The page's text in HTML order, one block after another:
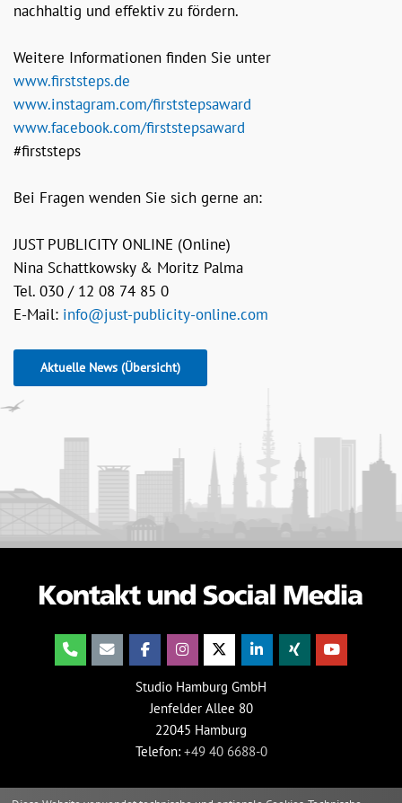
nachhaltig und effektiv zu fördern.
Weitere Informationen finden Sie unter
www.firststeps.de
www.instagram.com/firststepsaward
www.facebook.com/firststepsaward
#firststeps
Bei Fragen wenden Sie sich gerne an:
JUST PUBLICITY ONLINE (Online)
Nina Schattkowsky & Moritz Palma
Tel. 030 / 12 08 74 85 0
E-Mail: info@just-publicity-online.com
Aktuelle News (Übersicht)
Studio Hamburg GmbH
Jenfelder Allee 80
22045 Hamburg
Telefon: +49 40 6688-0